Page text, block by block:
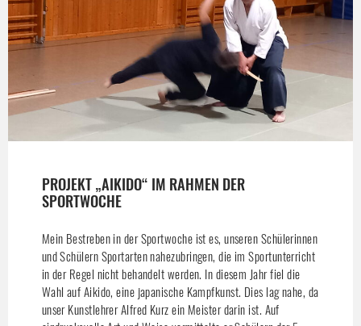
PROJEKT „AIKIDO“ IM RAHMEN DER
SPORTWOCHE
Mein Bestreben in der Sportwoche ist es, unseren Schülerinnen
und Schülern Sportarten nahezubringen, die im Sportunterricht
in der Regel nicht behandelt werden. In diesem Jahr fiel die
Wahl auf Aikido, eine japanische Kampfkunst. Dies lag nahe, da
unser Kunstlehrer Alfred Kurz ein Meister darin ist. Auf